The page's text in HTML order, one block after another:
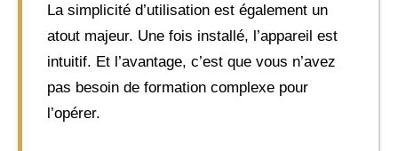
La simplicité d’utilisation est également un
atout majeur. Une fois installé, l’appareil est
intuitif. Et l’avantage, c’est que vous n’avez
pas besoin de formation complexe pour
l’opérer.